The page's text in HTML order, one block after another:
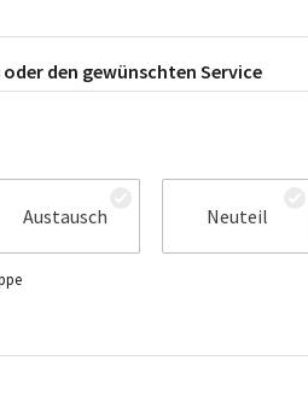
den gewünschten Service
Austausch Neuteil